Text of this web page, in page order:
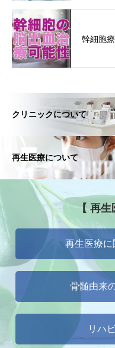
幹細胞
クリニックについて
再生医療について
【 再
再生医療に
骨髄由来
リハ